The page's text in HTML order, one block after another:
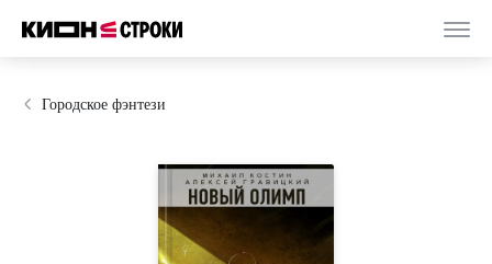
Городское фэнтези